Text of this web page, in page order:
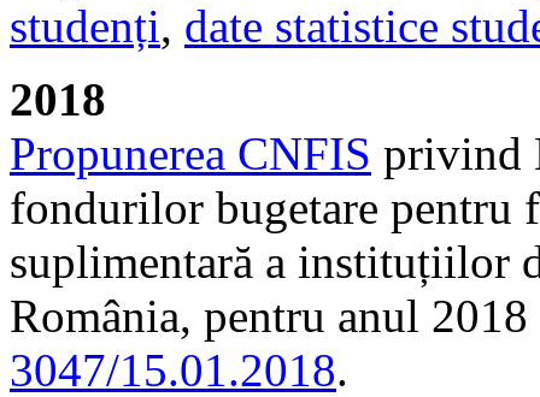
studenți, date statistice
2018
Propunerea CNFIS privind
fondurilor bugetare pentru
suplimentară a instituțiilor
România, pentru anul
3047/15.01.2018.